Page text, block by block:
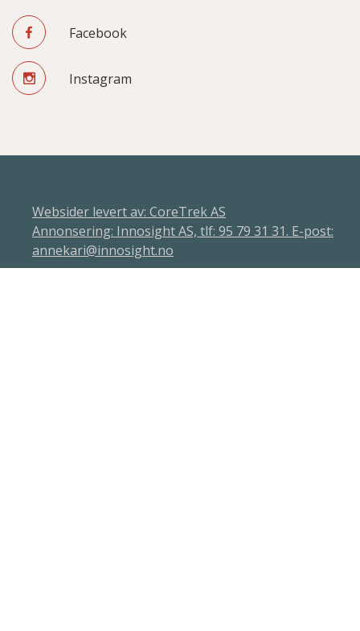
Facebook
Instagram
Websider levert av: CoreTrek AS
Annonsering: Innosight AS, tlf: 95 79 31 31. E-post:
annekari@innosight.no